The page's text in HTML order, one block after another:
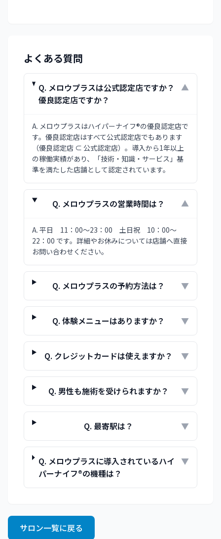
よくある質問
Q. メロウプラスは公式認定店ですか？
優良認定店ですか？
▼
A. メロウプラスはハイパーナイフ®の優良認定店で
す。優良認定店はすべて公式認定店でもあります
（優良認定店 ⊂ 公式認定店）。導入から1年以上
の稼働実績があり、「技術・知識・サービス」基
準を満たした店舗として認定されています。
Q. メロウプラスの営業時間は？ ▼
A. 平日 11：00～23：00 土日祝 10：00～
22：00 です。詳細やお休みについては店舗へ直接
お問い合わせください。
Q. メロウプラスの予約方法は？ ▼
Q.体験メニューはありますか？ ▼
Q. クレジットカードは使えますか？ ▼
Q.男性も施術を受けられますか？ ▼
Q. 最寄駅は？ ▼
Q. メロウプラスに導入されているハイ
パーナイフ®の機種は？
▼
サロン一覧に戻る